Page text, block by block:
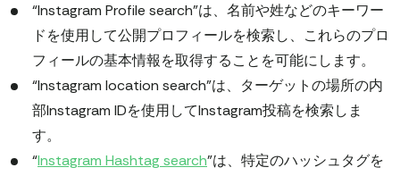
“Instagram Profile search”は、名前や姓などのキーワー
ドを使用して公開プロフィールを検索し、これらのプロ
フィールの基本情報を取得することを可能にします。
“Instagram location search”は、ターゲットの場所の内
部Instagram IDを使用してInstagram投稿を検索しま
す。
“Instagram Hashtag search”は、特定のハッシュタグを